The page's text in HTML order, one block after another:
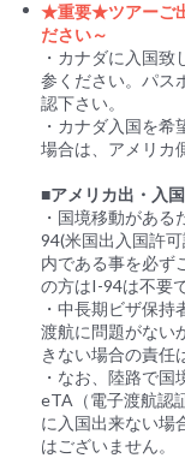
★重要★ツアーご
ださい～
・カナダに入国
参ください。パス
認下さい。
・カナダ入国を
場合は、アメリカ
■アメリカ出・入
・国境移動があ
94(米国出入国許
内である事を必ず
の方はI-94は不要
・中長期ビザ保
渡航に問題がない
きない場合の責任
・なお、陸路で
eTA（電子渡航認
に入国出来ない場
はございません。